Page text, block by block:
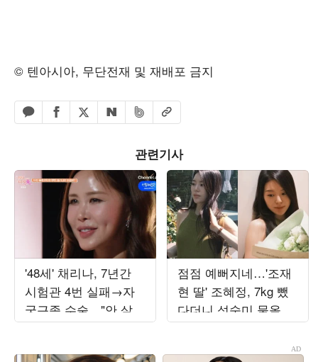
© 텐아시아, 무단전재 및 재배포 금지
카카오톡 공유하기
페이스북 공유하기
엑스 공유하기
네이버 공유하기
밴드 공유하기
URL복사
관련기사
'48세' 채리나, 7년간
시험관 4번 실패→자
궁근종 수술…"안 살고
싶었다" ('터치미')
점점 예뻐지네…'조재
현 딸' 조혜정, 7kg 뺐
다더니 성숙미 물올랐
네